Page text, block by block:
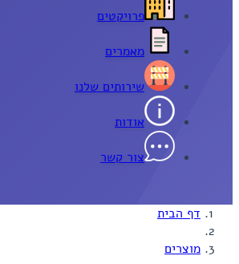
פרויקטים
מאמרים
שירותים שלנו
אודות
צור קשר
דף הבית
מוצרים